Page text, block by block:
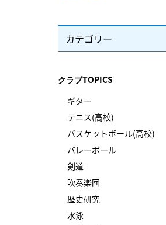
カテゴリー
クラブTOPICS
ギター
テニス(高校)
バスケットボール(高校)
バレーボール
剣道
吹奏楽団
歴史研究
水泳